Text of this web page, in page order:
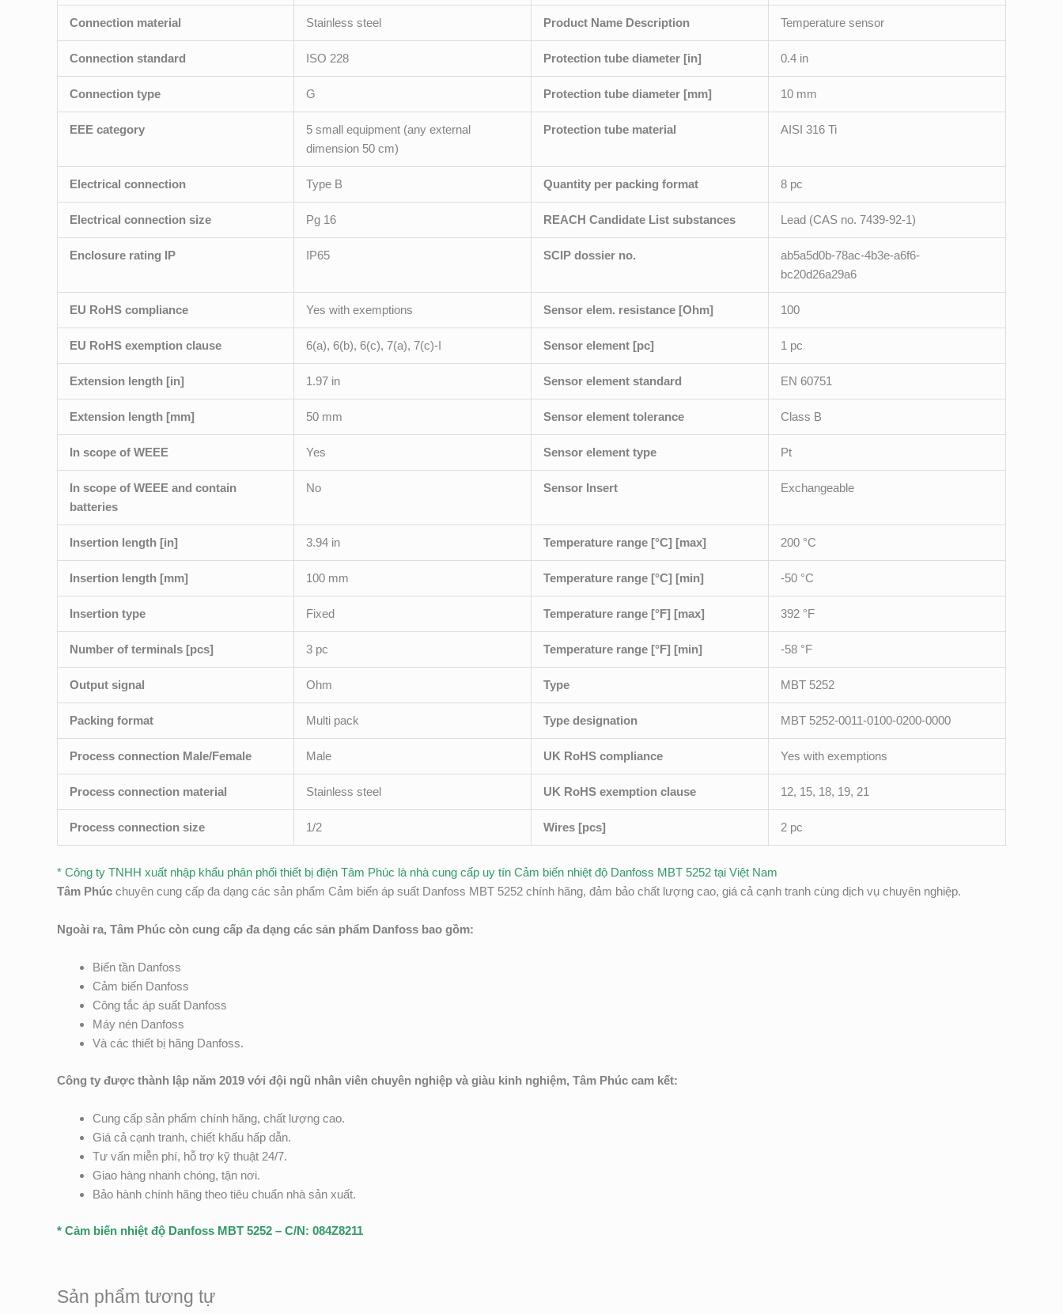
Connection material Stainless steel Product Name Description Temperature sensor
Connection standard ISO 228 Protection tube diameter [in] 0.4 in
Connection type G Protection tube diameter [mm] 10 mm
EEE category
5 small equipment (any external
dimension 50 cm)
Protection tube material AISI 316 Ti
Electrical connection Type B Quantity per packing format 8 pc
Electrical connection size Pg 16 REACH Candidate List substances Lead (CAS no. 7439-92-1)
Enclosure rating IP IP65 SCIP dossier no.
ab5a5d0b-78ac-4b3e-a6f6-
bc20d26a29a6
EU RoHS compliance Yes with exemptions Sensor elem. resistance [Ohm] 100
EU RoHS exemption clause 6(a), 6(b), 6(c), 7(a), 7(c)-I Sensor element [pc] 1 pc
Extension length [in] 1.97 in Sensor element standard EN 60751
Extension length [mm] 50 mm Sensor element tolerance Class B
In scope of WEEE Yes Sensor element type Pt
In scope of WEEE and contain
batteries
No Sensor Insert Exchangeable
Insertion length [in] 3.94 in Temperature range [°C] [max] 200 °C
Insertion length [mm] 100 mm Temperature range [°C] [min] -50 °C
Insertion type Fixed Temperature range [°F] [max] 392 °F
Number of terminals [pcs] 3 pc Temperature range [°F] [min] -58 °F
Output signal Ohm Type MBT 5252
Packing format Multi pack Type designation MBT 5252-0011-0100-0200-0000
Process connection Male/Female Male UK RoHS compliance Yes with exemptions
Process connection material Stainless steel UK RoHS exemption clause 12, 15, 18, 19, 21
Process connection size 1/2 Wires [pcs] 2 pc
* Công ty TNHH xuất nhập khẩu phân phối thiết bị điện Tâm Phúc là nhà cung cấp uy tín Cảm biến nhiệt độ Danfoss MBT 5252 tại Việt Nam
Tâm Phúc chuyên cung cấp đa dạng các sản phẩm Cảm biến áp suất Danfoss MBT 5252 chính hãng, đảm bảo chất lượng cao, giá cả cạnh tranh cùng dịch vụ chuyên nghiệp.
Ngoài ra, Tâm Phúc còn cung cấp đa dạng các sản phẩm Danfoss bao gồm:
Biến tần Danfoss
Cảm biến Danfoss
Công tắc áp suất Danfoss
Máy nén Danfoss
Và các thiết bị hãng Danfoss.
Công ty được thành lập năm 2019 với đội ngũ nhân viên chuyên nghiệp và giàu kinh nghiệm, Tâm Phúc cam kết:
Cung cấp sản phẩm chính hãng, chất lượng cao.
Giá cả cạnh tranh, chiết khấu hấp dẫn.
Tư vấn miễn phí, hỗ trợ kỹ thuật 24/7.
Giao hàng nhanh chóng, tận nơi.
Bảo hành chính hãng theo tiêu chuẩn nhà sản xuất.
* Cảm biến nhiệt độ Danfoss MBT 5252 – C/N: 084Z8211
Sản phẩm tương tự